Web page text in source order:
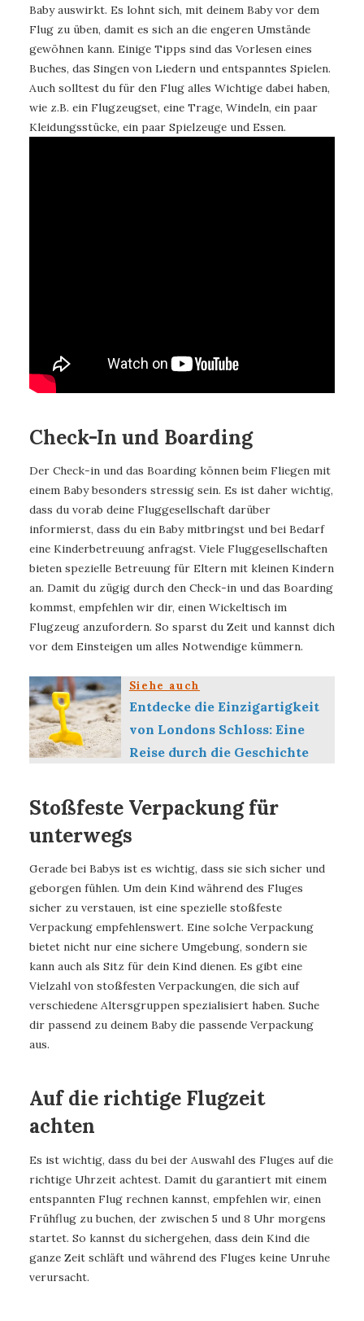
Baby auswirkt. Es lohnt sich, mit deinem Baby vor dem
Flug zu üben, damit es sich an die engeren Umstände
gewöhnen kann. Einige Tipps sind das Vorlesen eines
Buches, das Singen von Liedern und entspanntes Spielen.
Auch solltest du für den Flug alles Wichtige dabei haben,
wie z.B. ein Flugzeugset, eine Trage, Windeln, ein paar
Kleidungsstücke, ein paar Spielzeuge und Essen.
Check-In und Boarding
Der Check-in und das Boarding können beim Fliegen mit
einem Baby besonders stressig sein. Es ist daher wichtig,
dass du vorab deine Fluggesellschaft darüber
informierst, dass du ein Baby mitbringst und bei Bedarf
eine Kinderbetreuung anfragst. Viele Fluggesellschaften
bieten spezielle Betreuung für Eltern mit kleinen Kindern
an. Damit du zügig durch den Check-in und das Boarding
kommst, empfehlen wir dir, einen Wickeltisch im
Flugzeug anzufordern. So sparst du Zeit und kannst dich
vor dem Einsteigen um alles Notwendige kümmern.
Siehe auch
Entdecke die Einzigartigkeit
von Londons Schloss: Eine
Reise durch die Geschichte
Stoßfeste Verpackung für
unterwegs
Gerade bei Babys ist es wichtig, dass sie sich sicher und
geborgen fühlen. Um dein Kind während des Fluges
sicher zu verstauen, ist eine spezielle stoßfeste
Verpackung empfehlenswert. Eine solche Verpackung
bietet nicht nur eine sichere Umgebung, sondern sie
kann auch als Sitz für dein Kind dienen. Es gibt eine
Vielzahl von stoßfesten Verpackungen, die sich auf
verschiedene Altersgruppen spezialisiert haben. Suche
dir passend zu deinem Baby die passende Verpackung
aus.
Auf die richtige Flugzeit
achten
Es ist wichtig, dass du bei der Auswahl des Fluges auf die
richtige Uhrzeit achtest. Damit du garantiert mit einem
entspannten Flug rechnen kannst, empfehlen wir, einen
Frühflug zu buchen, der zwischen 5 und 8 Uhr morgens
startet. So kannst du sichergehen, dass dein Kind die
ganze Zeit schläft und während des Fluges keine Unruhe
verursacht.